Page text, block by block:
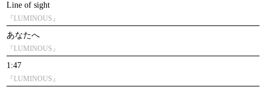
Line of sight
『LUMINOUS』
あなたへ
『LUMINOUS』
1:47
『LUMINOUS』